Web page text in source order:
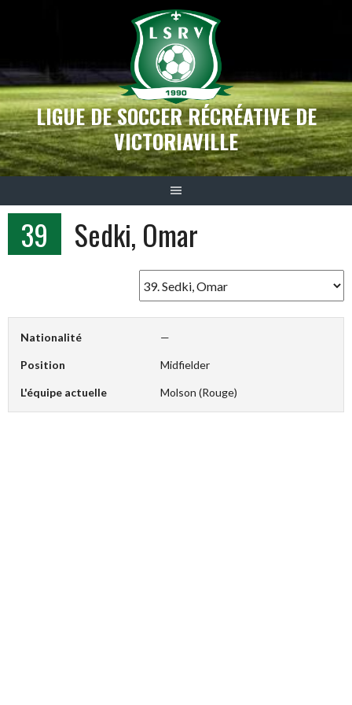
LIGUE DE SOCCER RÉCRÉATIVE DE
VICTORIAVILLE
39 Sedki, Omar
Nationalité —
Position Midfielder
L'équipe actuelle Molson (Rouge)